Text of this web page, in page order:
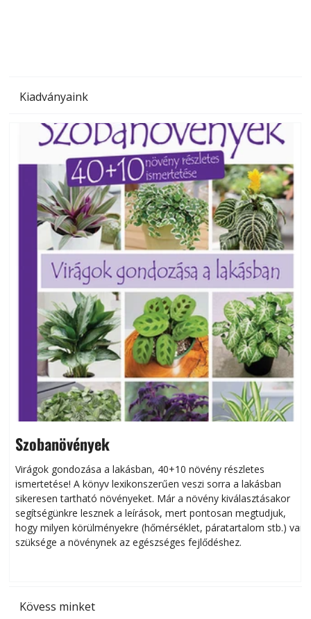
Kiadványaink
Szobanövények
Virágok gondozása a lakásban, 40+10 növény részletes
ismertetése! A könyv lexikonszerűen veszi sorra a lakásban
sikeresen tart­ha­tó növényeket. Már a növény kiválasztásakor
segítségünkre lesznek a leírások, mert pontosan megtudjuk,
hogy milyen körülményekre (hőmérséklet, páratartalom stb.) van
szüksége a növénynek az egészséges fejlődéshez.
Kövess minket